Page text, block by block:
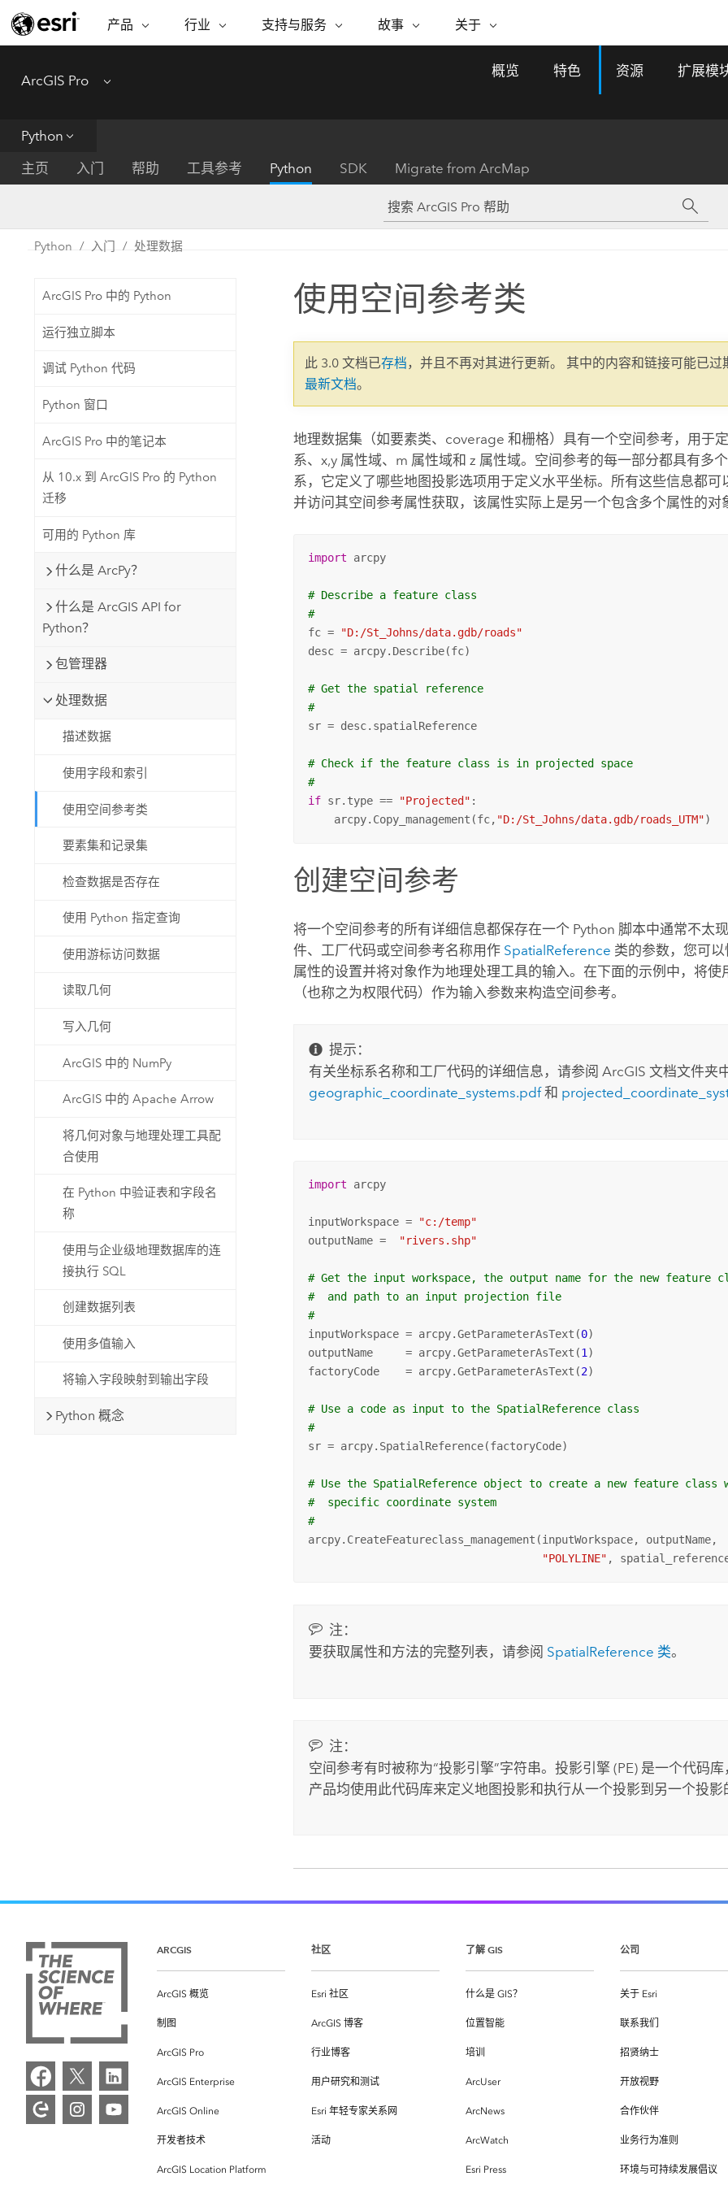
产品
ARCGIS
完整的 SaaS 制图平台
ArcGIS Enterprise
开发者技术
构建制图和空间分析应用程序
功能
将位置引入分析
集成、编辑和共享空间数据
Esri 产品、合作伙伴产品和开发
行业
行业
保护
州和地方政府
交通运输
专题倡议
基础设施管理
者了解基础设施工程与周围环境的关系。
探索基础设施管理
支持与服务
支持与服务 自助服务
文档
My Esri
故事
ESRI 故事
现实世界的全球 GIS 创新
客
行业新闻和 ArcGIS 更新
所有故事
关于
关于 ESRI
合作伙伴
招贤纳士
联系我们
ArcGIS Pro Menu
概览 特色 资源 扩展模
Python
主页
入门 帮助 工具参考 Python SDK Migrate from ArcMap
Python 入门 处理数据
ArcGIS Pro 中的 Python
运行独立脚本
调试 Python 代码
Python 窗口
ArcGIS Pro 中的笔记本
从 10.x 到 ArcGIS Pro 的 Python
迁移
可用的 Python 库
什么是 ArcPy？
什么是 ArcGIS API for
Python？
包管理器
处理数据
描述数据
使用字段和索引
使用空间参考类
要素集和记录集
检查数据是否存在
使用 Python 指定查询
使用游标访问数据
读取几何
写入几何
ArcGIS 中的 NumPy
ArcGIS 中的 Apache Arrow
将几何对象与地理处理工具配
合使用
在 Python 中验证表和字段名
称
使用与企业级地理数据库的连
接执行 SQL
创建数据列表
使用多值输入
将输入字段映射到输出字段
Python 概念
使用空间参考类
此 3.0 文档已存档，并且不再对其进行更新。 其中的内容和链接可能已
最新文档。
地理数据集（如要素类、coverage 和栅格）具有一个空间参考，用于
系、x,y 属性域、m 属性域和 z 属性域。空间参考的每一部分都具有多
系，它定义了哪些地图投影选项用于定义水平坐标。所有这些信息都可
并访问其空间参考属性获取，该属性实际上是另一个包含多个属性的对
import arcpy
# Describe a feature class
#
fc =
"D:/St_Johns/data.gdb/roads"
desc = arcpy.Describe(fc)
# Get the spatial reference
#
sr = desc.spatialReference
# Check if the feature class is in projected space
#
if sr.type == "Projected" :
    arcpy.Copy_management(fc,
"D:/St_Johns/data.gdb/roads_UTM")
创建空间参考
将一个空间参考的所有详细信息都保存在一个 Python 脚本中通常不太
件、工厂代码或空间参考名称用作 SpatialReference 类的参数，您可
属性的设置并将对象作为地理处理工具的输入。在下面的示例中，将使
（也称之为权限代码）作为输入参数来构造空间参考。
提示：
有关坐标系名称和工厂代码的详细信息，请参阅 ArcGIS 文档文件夹
geographic_coordinate_systems.pdf和
import arcpy
inputWorkspace =
"c:/temp"
outputName =
"rivers.shp"
# Get the input workspace, the output name for the new feature
#  and path to an input projection file
#
inputWorkspace = arcpy.GetParameterAsText(0)
outputName     = arcpy.GetParameterAsText(1)
factoryCode    = arcpy.GetParameterAsText(2)
# Use a code as input to the SpatialReference class
#
sr = arcpy.SpatialReference(factoryCode)
# Use the SpatialReference object to create a new feature class
#  specific coordinate system
#
arcpy.CreateFeatureclass_management(inputWorkspace, outputName,
"POLYLINE" ,
注：
要获取属性和方法的完整列表，请参阅 SpatialReference 类。
注：
空间参考有时被称为“投影引擎”字符串。投影引擎 (PE) 是一个代码
产品均使用此代码库来定义地图投影和执行从一个投影到另一个投影
ARCGIS
ArcGIS 概览
制图
ArcGIS Pro
ArcGIS Enterprise
ArcGIS Online
开发者技术
ArcGIS Location Platform
社区
Esri 社区
ArcGIS 博客
行业博客
用户研究和测试
Esri 年轻专家关系网
活动
了解 GIS
什么是 GIS？
位置智能
培训
ArcUser
ArcNews
ArcWatch
Esri Press
公司
关于 Esri
联系我们
招贤纳士
开放视野
合作伙伴
业务行为准则
环境与可持续发展倡议